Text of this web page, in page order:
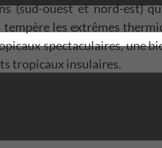
(sud-ouest et nord-est)
les extrêmes
spectaculaires, une
tropicaux insulaires.